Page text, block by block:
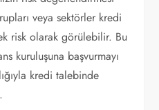
veya sektörler kredi
risk olarak görülebilir. Bu
kuruluşuna başvurmayı
kredi talebinde